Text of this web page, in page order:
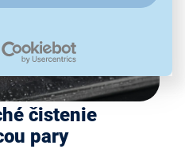
čistenie
pary